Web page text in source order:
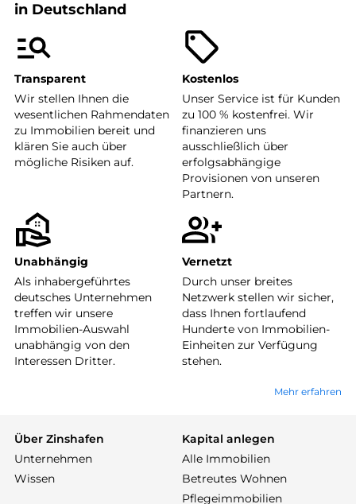
in Deutschland
Transparent
Wir stellen Ihnen die
wesentlichen Rahmendaten
zu Immobilien bereit und
klären Sie auch über
mögliche Risiken auf.
Kostenlos
Unser Service ist für Kunden
zu 100 % kostenfrei. Wir
finanzieren uns
ausschließlich über
erfolgsabhängige
Provisionen von unseren
Partnern.
Unabhängig
Als inhabergeführtes
deutsches Unternehmen
treffen wir unsere
Immobilien-Auswahl
unabhängig von den
Interessen Dritter.
Vernetzt
Durch unser breites
Netzwerk stellen wir sicher,
dass Ihnen fortlaufend
Hunderte von Immobilien-
Einheiten zur Verfügung
stehen.
Mehr erfahren
Über Zinshafen
Unternehmen
Wissen
Kapital anlegen
Alle Immobilien
Betreutes Wohnen
Pflegeimmobilien